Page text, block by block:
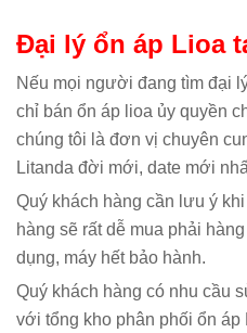
Đại lý ổn áp Lioa
Nếu mọi người đang tìm đại
chỉ bán ổn áp lioa ủy quyền
chúng tôi là đơn vị chuyên
Litanda đời mới, date mới
Quý khách hàng cần lưu ý
hàng sẽ rất dễ mua phải
dụng, máy hết bảo hành.
Quý khách hàng có nhu cầu
với tổng kho phân phối ổn áp